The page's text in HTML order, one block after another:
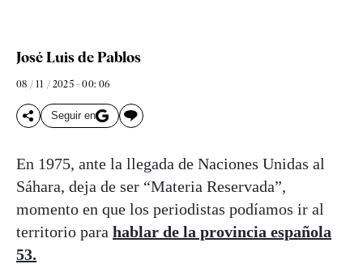
José Luis de Pablos
08 / 11 / 2025 - 00: 06
Seguir en
En 1975, ante la llegada de Naciones Unidas al
Sáhara, deja de ser “Materia Reservada”,
momento en que los periodistas podíamos ir al
territorio para hablar de la provincia española
53.